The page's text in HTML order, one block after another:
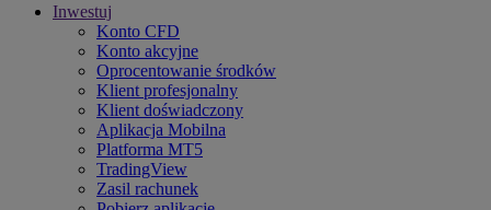
Inwestuj
Konto CFD
Konto akcyjne
Oprocentowanie środków
Klient profesjonalny
Klient doświadczony
Aplikacja Mobilna
Platforma MT5
TradingView
Zasil rachunek